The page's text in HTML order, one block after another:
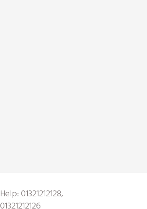
Help: 01321212128,
01321212126